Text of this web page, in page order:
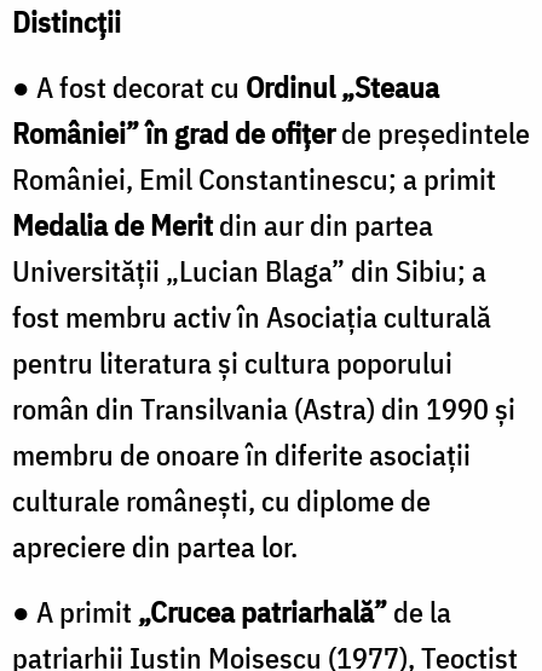
Distincții
● A fost decorat cu Ordinul „Steaua
României” în grad de ofițerde președintele
României, Emil Constantinescu; a primit
Medalia de Meritdin aur din partea
Universității „Lucian Blaga” din Sibiu; a
fost membru activ în Asociația culturală
pentru literatura și cultura poporului
român din Transilvania (Astra) din 1990 și
membru de onoare în diferite asociații
culturale românești, cu diplome de
apreciere din partea lor.
● A primit „Crucea patriarhală”de la
patriarhii Iustin Moisescu (1977), Teoctist